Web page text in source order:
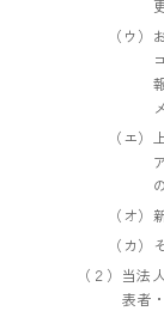
（ウ
（エ
（オ
（カ
（２）当法
表者